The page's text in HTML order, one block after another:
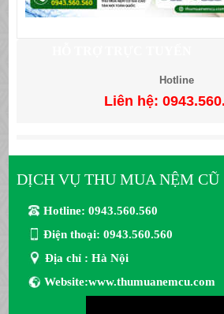
Hotline
Liên hệ:
DỊCH VỤ THU MUA NỆM CŨ
Hotline: 0943.560.560
Điện thoại: 0943.560.560
Địa chỉ : Hà Nội
Website:www.thumuanemcu.com